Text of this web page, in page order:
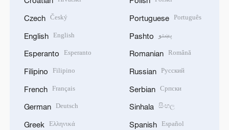
Czech Český
English English
Esperanto Esperanto
Filipino Filipino
French Français
German Deutsch
Greek Ελληνικά
Portuguese Português
Pashto پښتو
Romanian Română
Russian Русский
Serbian Српски
Sinhala සිංහල
Spanish Español